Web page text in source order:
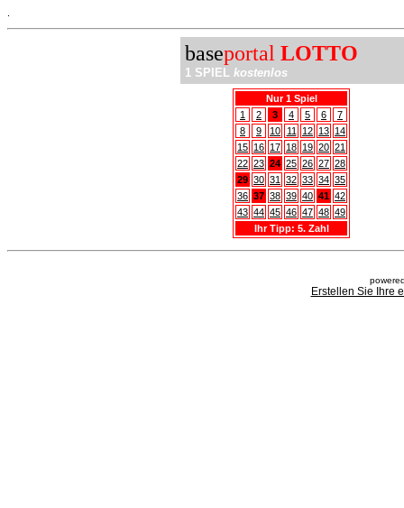
baseportal LOTTO
1 SPIEL kostenlos
Nur 1 Spiel
1
2 3 4 5 6
7
8
9 10 11 12 13 14
15 16 17 18 19 20 21
22 23 24 25 26 27 28
29 30 31 32 33 34 35
36 37 38 39 40 41 42
43 44 45 46 47 48 49
Ihr Tipp: 5. Zahl
Erstellen Sie Ihre